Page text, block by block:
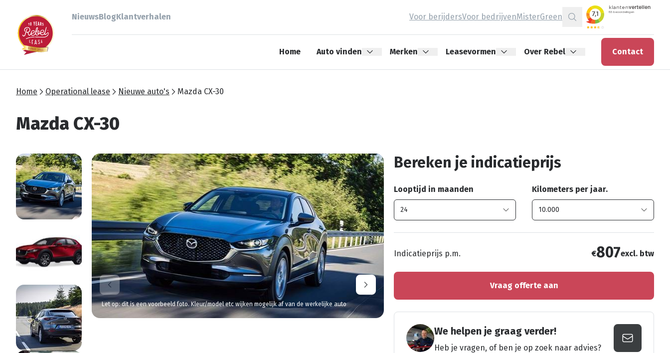
NieuwsBlogKlantverhalen Voor berijdersVoor bedrijvenMisterGreen
Zoeken
Home Auto vinden Merken Leasevormen Over Rebel Contact
Home Operational lease Nieuwe auto's Mazda CX-30
Mazda CX-30
Let op: dit is een voorbeeld foto. Kleur/model etc wijken mogelijk af van de werkelijke auto
Bereken je indicatieprijs
Looptijd in maanden Kilometers per jaar.
Indicatieprijs p.m. €807excl. btw
Vraag offerte aan
We helpen je graag verder!
Heb je vragen, of ben je op zoek naar advies?